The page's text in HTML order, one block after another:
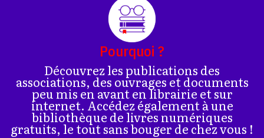
Pourquoi ?
Découvrez les publications des
associations, des ouvrages et documents
peu mis en avant en librairie et sur
internet. Accédez également à une
bibliothèque de livres numériques
gratuits, le tout sans bouger de chez vous !